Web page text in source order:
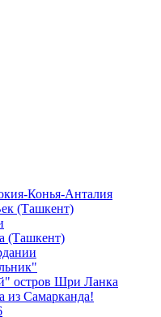
Конья-Анталия
(Ташкент)
(Ташкент)
остров Шри Ланка
из Самарканда!